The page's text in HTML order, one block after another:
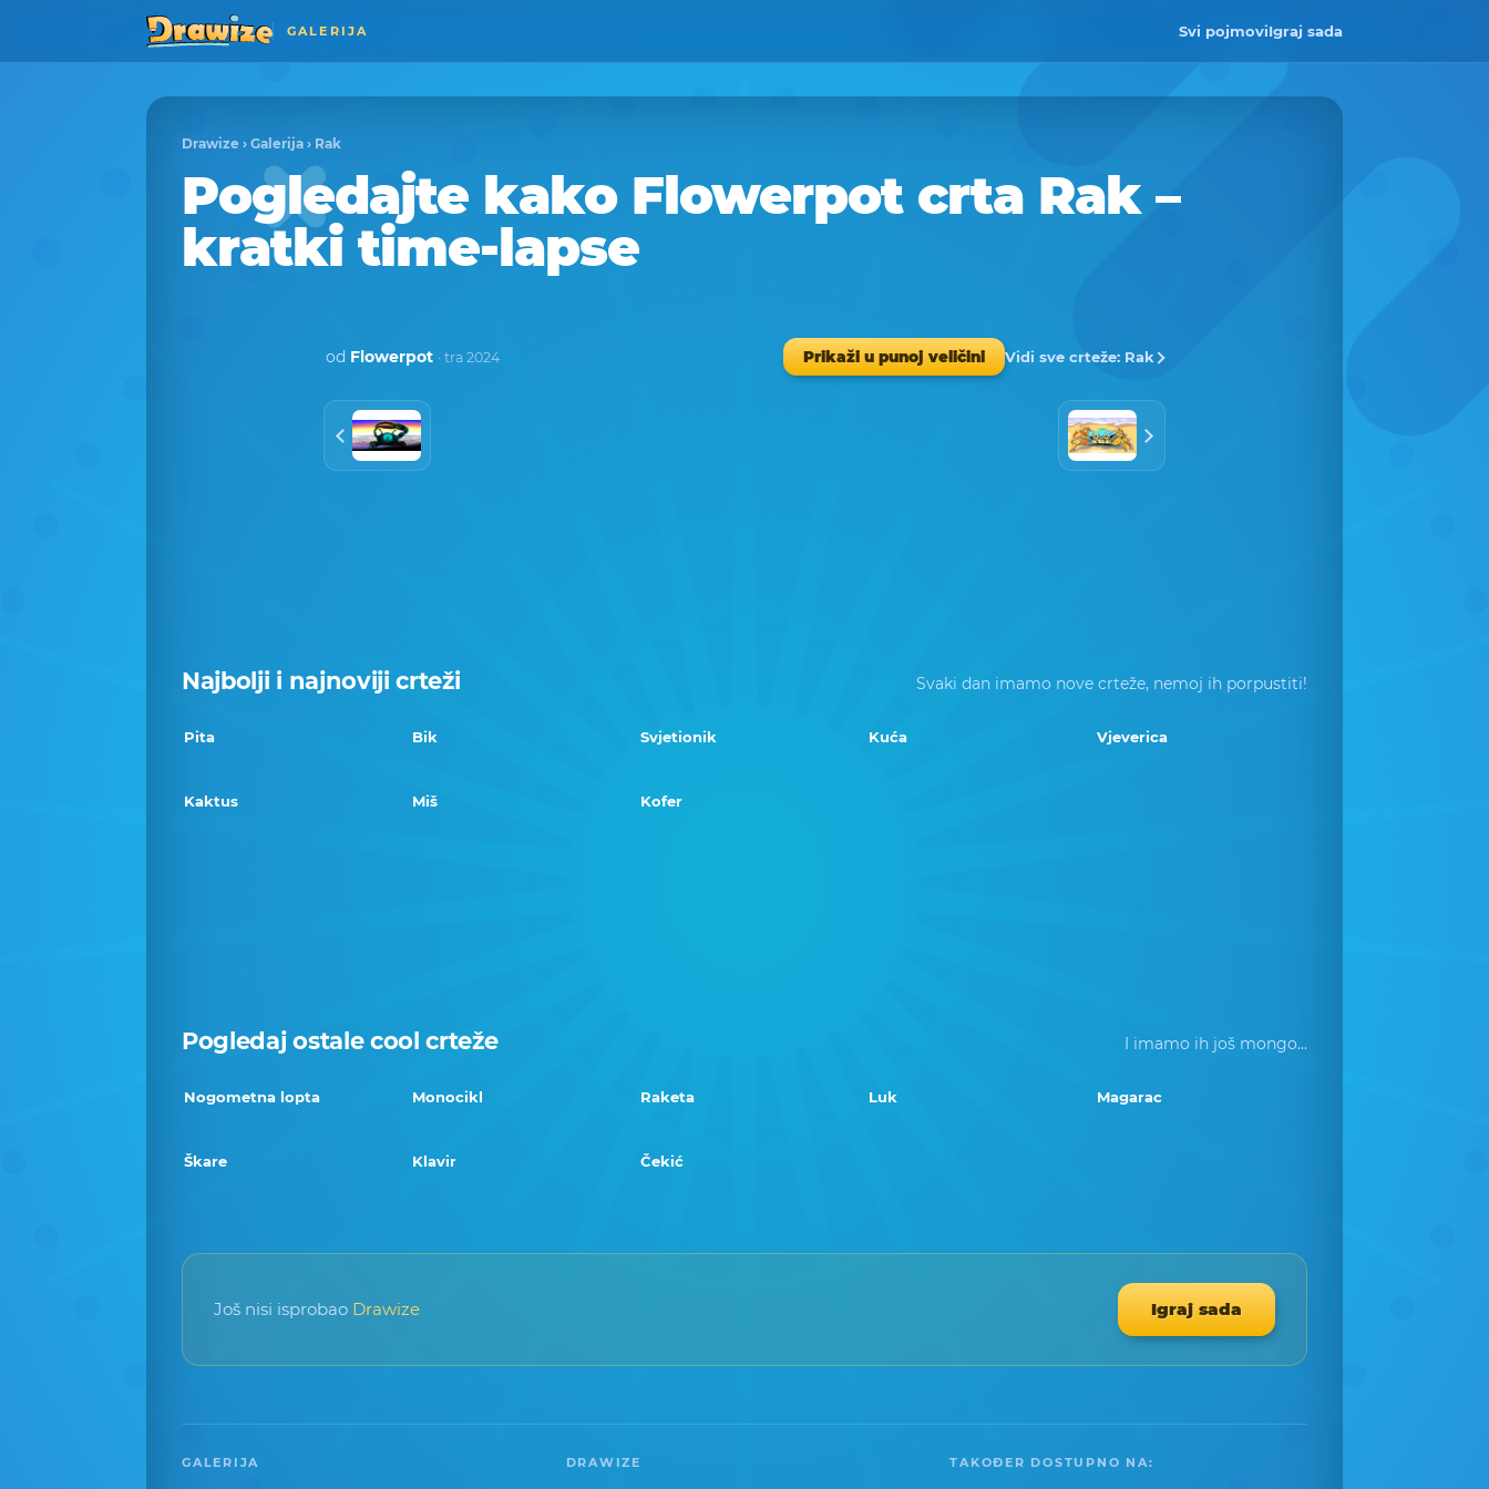
GALERIJA Svi pojmoviIgraj sada
Drawize › Galerija › Rak
Pogledajte kako Flowerpot crta Rak –
kratki time-lapse
od Flowerpot · tra 2024 Prikaži u punoj veličini Vidi sve crteže: Rak
Najbolji i najnoviji crteži Svaki dan imamo nove crteže, nemoj ih porpustiti!
Pita Bik Svjetionik Kuća Vjeverica
Kaktus Miš Kofer
Pogledaj ostale cool crteže I imamo ih još mongo...
Nogometna lopta Monocikl Raketa Luk Magarac
Škare Klavir Čekić
Još nisi isprobao Drawize Igraj sada
GALERIJA DRAWIZE TAKOĐER DOSTUPNO NA: